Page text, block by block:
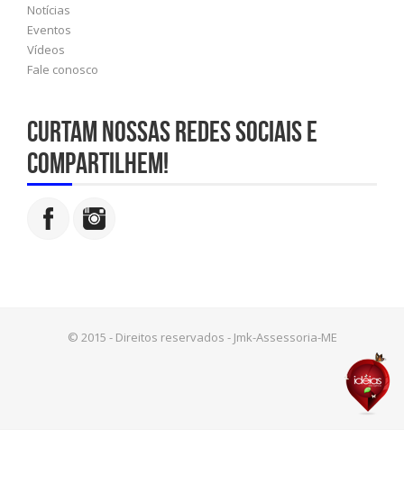
Notícias
Eventos
Vídeos
Fale conosco
Curtam nossas redes sociais e
compartilhem!
© 2015 - Direitos reservados - Jmk-Assessoria-ME